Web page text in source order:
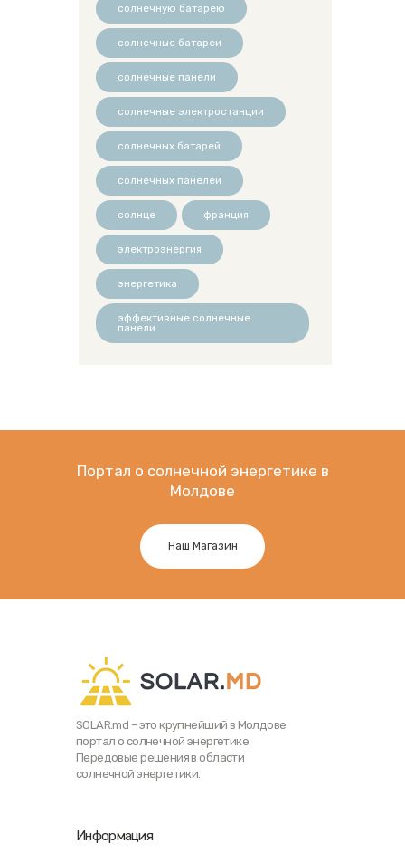
солнечную батарею
солнечные батареи
солнечные панели
солнечные электростанции
солнечных батарей
солнечных панелей
солнце франция
электроэнергия
энергетика
эффективные солнечные
панели
Портал о солнечной энергетике в
Молдове
Наш Магазин
SOLAR.md – это крупнейший в Молдове
портал о солнечной энергетике.
Передовые решения в области
солнечной энергетики.
Информация